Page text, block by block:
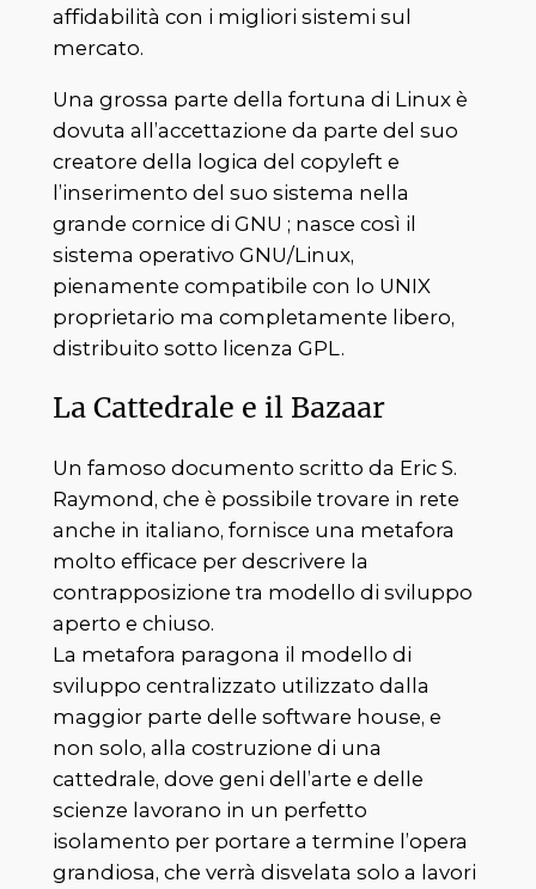
affidabilità con i migliori sistemi sul
mercato.
Una grossa parte della fortuna di Linux è
dovuta all’accettazione da parte del suo
creatore della logica del copyleft e
l’inserimento del suo sistema nella
grande cornice di GNU ; nasce così il
sistema operativo GNU/Linux,
pienamente compatibile con lo UNIX
proprietario ma completamente libero,
distribuito sotto licenza GPL.
La Cattedrale e il Bazaar
Un famoso documento scritto da Eric S.
Raymond, che è possibile trovare in rete
anche in italiano, fornisce una metafora
molto efficace per descrivere la
contrapposizione tra modello di sviluppo
aperto e chiuso.
La metafora paragona il modello di
sviluppo centralizzato utilizzato dalla
maggior parte delle software house, e
non solo, alla costruzione di una
cattedrale, dove geni dell’arte e delle
scienze lavorano in un perfetto
isolamento per portare a termine l’opera
grandiosa, che verrà disvelata solo a lavori